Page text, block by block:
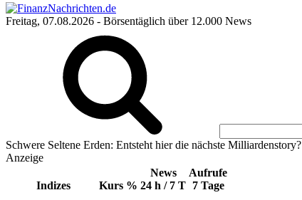
Freitag, 07.08.2026 - Börsentäglich über 12.000 News
Schwere Seltene Erden: Entsteht hier die nächste Milliardenstory?
Anzeige
Indizes Kurs %
News
24 h / 7 T
Aufrufe
7 Tage